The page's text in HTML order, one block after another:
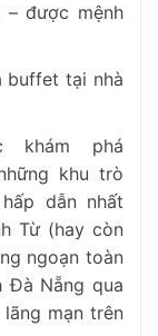
được mệnh
buffet tại nhà
khám phá
khu trò
dẫn nhất
Từ (hay còn
ngoạn toàn
Đà Nẵng qua
mạn trên